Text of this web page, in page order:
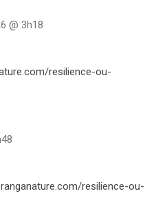
@ 3h18
resilience-ou-
resilience-ou-